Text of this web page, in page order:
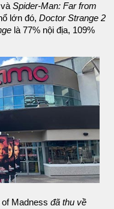
Spider-Man: Far from
lớn đó, Doctor Strange 2
là 77% nội địa, 109%
Madness đã thu về